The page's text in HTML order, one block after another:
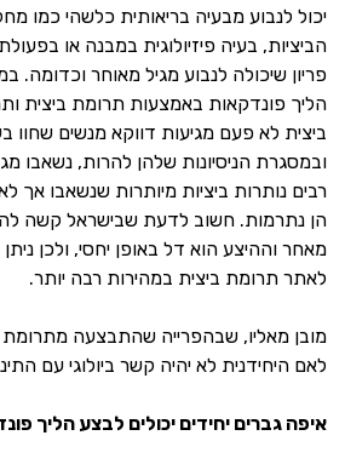
יכול לנבוע מבעיה בריאותית כלשהי כמו
הביציות, בעיה פיזיולוגית במבנה או
פריון שיכולה לנבוע מגיל מאוחר וכדומה.
הליך פונדקאות באמצעות תרומת ביצית
ביצית לא פעם מגיעות דווקא מנשים שחוו
ובמסגרת הניסיונות שלהן להרות, נשאבו
רבים נותרות ביציות מיותרות שנשאבו אך
הן נתרמות. חשוב לדעת שבישראל קשה
מאחר וההיצע הוא דל באופן יחסי, ולכן
לאתר תרומת ביצית במהירות רבה יותר.
מובן מאליו, שבהפרייה שהתבצעה מתרומת
לאם היחידנית לא יהיה קשר ביולוגי עם
איפה גברים יחידים יכולים לבצע הליך